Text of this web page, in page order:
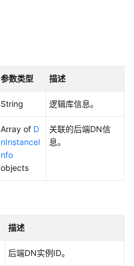
参数类型 描述
String 逻辑库信息。
Array of D
nInstanceI
nfo
objects
关联的后端DN信
息。
描述
后端DN实例ID。